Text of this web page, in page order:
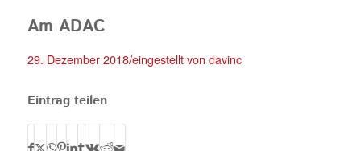
Am ADAC
29. Dezember 2018/eingestellt von davinc
Eintrag teilen